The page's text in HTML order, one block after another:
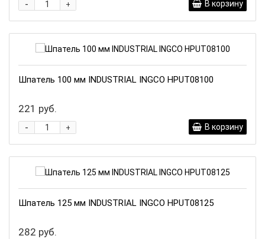
+
- В корзину
Шпатель 100 мм INDUSTRIAL INGCO HPUT08100
221 руб.
+
- В корзину
Шпатель 125 мм INDUSTRIAL INGCO HPUT08125
282 руб.